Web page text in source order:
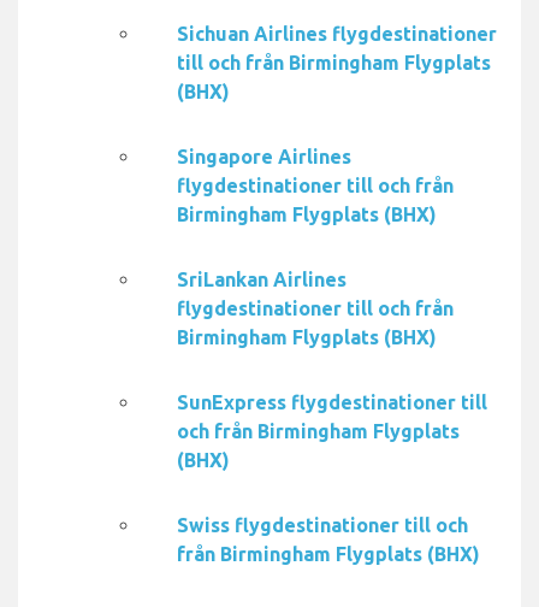
Sichuan Airlines flygdestinationer
till och från Birmingham Flygplats
(BHX)
Singapore Airlines
flygdestinationer till och från
Birmingham Flygplats (BHX)
SriLankan Airlines
flygdestinationer till och från
Birmingham Flygplats (BHX)
SunExpress flygdestinationer till
och från Birmingham Flygplats
(BHX)
Swiss flygdestinationer till och
från Birmingham Flygplats (BHX)